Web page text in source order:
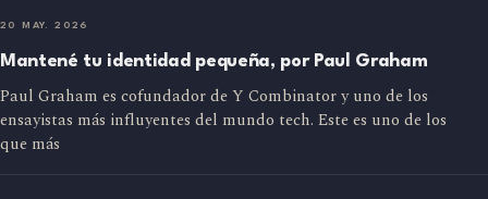
20 MAY. 2026
Mantené tu identidad pequeña, por Paul Graham
Paul Graham es cofundador de Y Combinator y uno de los
ensayistas más influyentes del mundo tech. Este es uno de los
que más